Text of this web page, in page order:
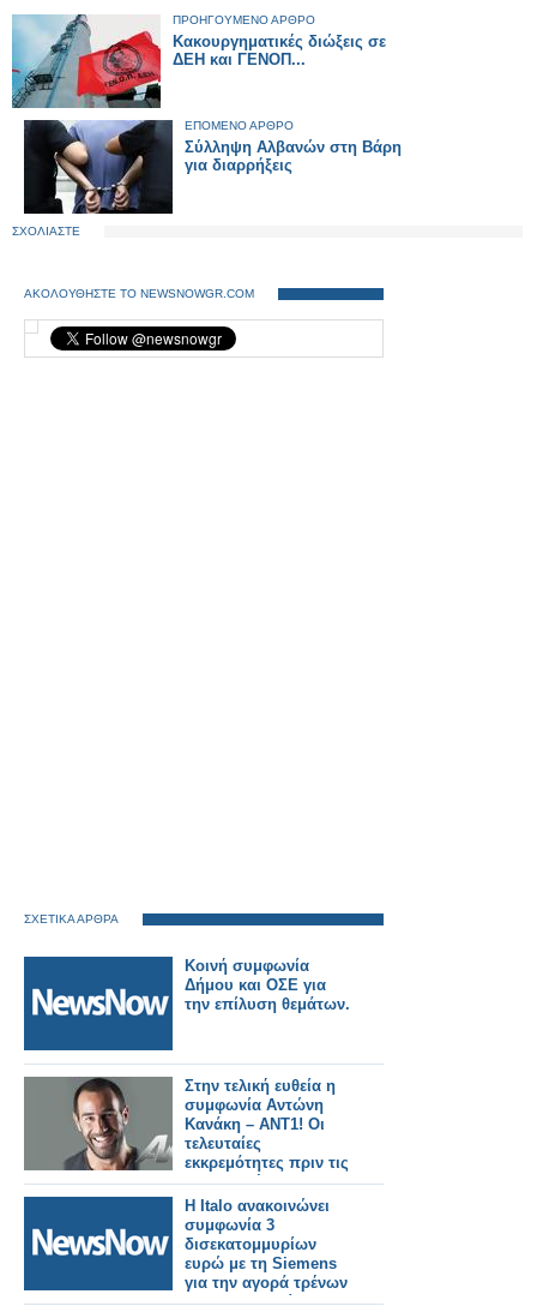
ΠΡΟΗΓΟΥΜΕΝΟ ΑΡΘΡΟ
Κακουργηματικές διώξεις σε
ΔΕΗ και ΓΕΝΟΠ...
ΕΠΟΜΕΝΟ ΑΡΘΡΟ
Σύλληψη Αλβανών στη Βάρη
για διαρρήξεις
ΣΧΟΛΙΑΣΤΕ
ΑΚΟΛΟΥΘΗΣΤΕ ΤΟ NEWSNOWGR.COM
ΣΧΕΤΙΚΑ ΑΡΘΡΑ
Κοινή συμφωνία
Δήμου και ΟΣΕ για
την επίλυση θεμάτων.
Στην τελική ευθεία η
συμφωνία Αντώνη
Κανάκη – ΑΝΤ1! Οι
τελευταίες
εκκρεμότητες πριν τις
υπογραφές...
Η Italo ανακοινώνει
συμφωνία 3
δισεκατομμυρίων
ευρώ με τη Siemens
για την αγορά τρένων
για τη Γερμανία.